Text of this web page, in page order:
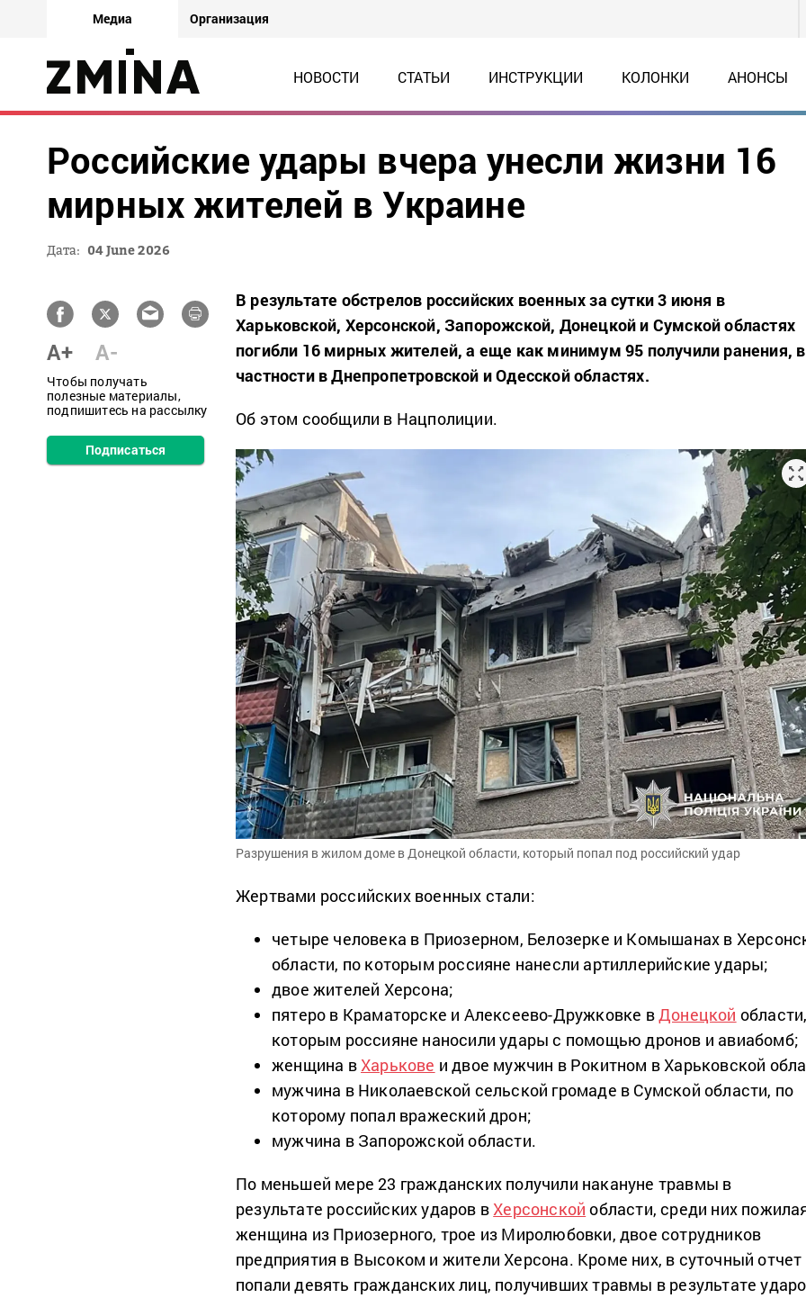
Медиа Организация
НОВОСТИ СТАТЬИ ИНСТРУКЦИИ КОЛОНКИ АНОНСЫ
Российские удары вчера унесли жизни 16
мирных жителей в Украине
Дата: 04 June 2026
A+ A-
Чтобы получать
полезные материалы,
подпишитесь на рассылку
Подписаться
В результате обстрелов российских военных за сутки 3 июня в
Харьковской, Херсонской, Запорожской, Донецкой и Сумской областях
погибли 16 мирных жителей, а еще как минимум 95 получили ранения, в
частности в Днепропетровской и Одесской областях.
Об этом сообщили в Нацполиции.
Разрушения в жилом доме в Донецкой области, который попал под российский удар
Жертвами российских военных стали:
четыре человека в Приозерном, Белозерке и Комышанах в
области, по которым россияне нанесли артиллерийские удары;
двое жителей Херсона;
пятеро в Краматорске и Алексеево-Дружковке вДонецкой
которым россияне наносили удары с помощью дронов и авиабомб;
женщина вХарькове и двое мужчин в Рокитном в Харьковской
мужчина в Николаевской сельской громаде в Сумской области, по
которому попал вражеский дрон;
мужчина в Запорожской области.
По меньшей мере 23 гражданских получили накануне травмы в
результате российских ударов вХерсонской области, среди них
женщина из Приозерного, трое из Миролюбовки, двое сотрудников
предприятия в Высоком и жители Херсона. Кроме них, в суточный отчет
попали девять гражданских лиц, получивших травмы в результате